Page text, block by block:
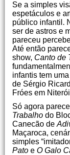
Se a simples
espetáculos e
público infantil.
ser de astros e
pareceu
Até então
show, Canto de
infantis tem
de Sérgio
Fróes em
Só agora
Trabalho do
Canecão de
Maçaroca,
simples
Pato e O Galo